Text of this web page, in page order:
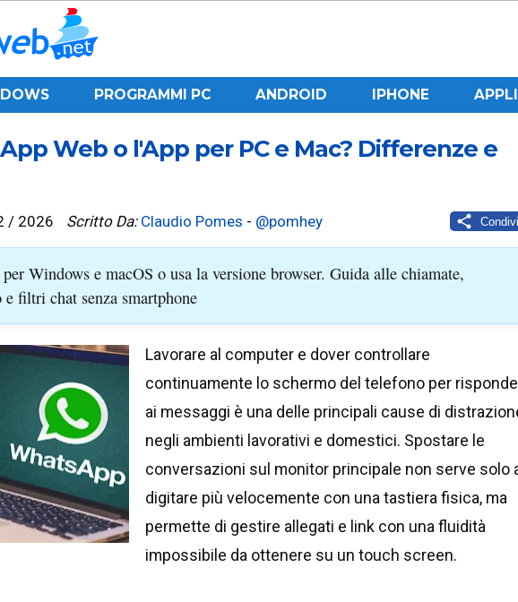
PROGRAMMI PC ANDROID IPHONE
Web o l'App per PC e Mac? Differenze e
/ 2026 Scritto Da: Claudio Pomes - @pomhey
Windows e macOS o usa la versione browser. Guida alle chiamate,
filtri chat senza smartphone
Lavorare al computer e dover controllare
continuamente lo schermo del telefono per
ai messaggi è una delle principali cause di
negli ambienti lavorativi e domestici. Spostare le
conversazioni sul monitor principale non serve solo
digitare più velocemente con una tastiera fisica, ma
permette di gestire allegati e link con una fluidità
impossibile da ottenere su un touch screen.